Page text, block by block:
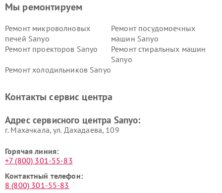
Мы ремонтируем
Ремонт микроволновых
печей Sanyo
Ремонт посудомоечных
машин Sanyo
Ремонт проекторов Sanyo
Ремонт стиральных машин
Sanyo
Ремонт холодильников Sanyo
Контакты сервис центра
Адрес сервисного центра Sanyo:
г. Махачкала, ул. Дахадаева, 109
Горячая линия:
+7 (800) 301-55-83
Контактный телефон:
8 (800) 301-55-83